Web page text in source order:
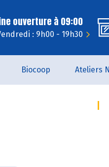
ouverture à 09:00
: 9h00 - 19h30
Biocoop